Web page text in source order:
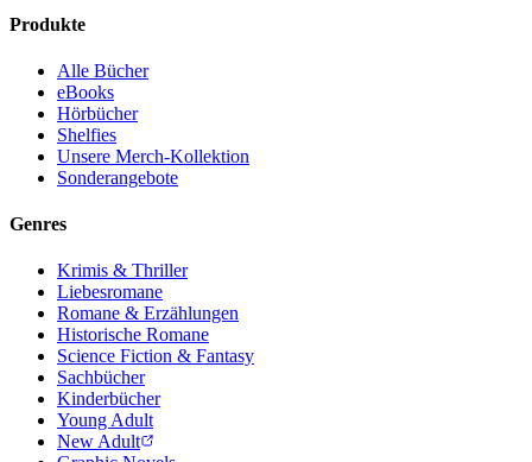
Produkte
Alle Bücher
eBooks
Hörbücher
Shelfies
Unsere Merch-Kollektion
Sonderangebote
Genres
Krimis & Thriller
Liebesromane
Romane & Erzählungen
Historische Romane
Science Fiction & Fantasy
Sachbücher
Kinderbücher
Young Adult
New Adult